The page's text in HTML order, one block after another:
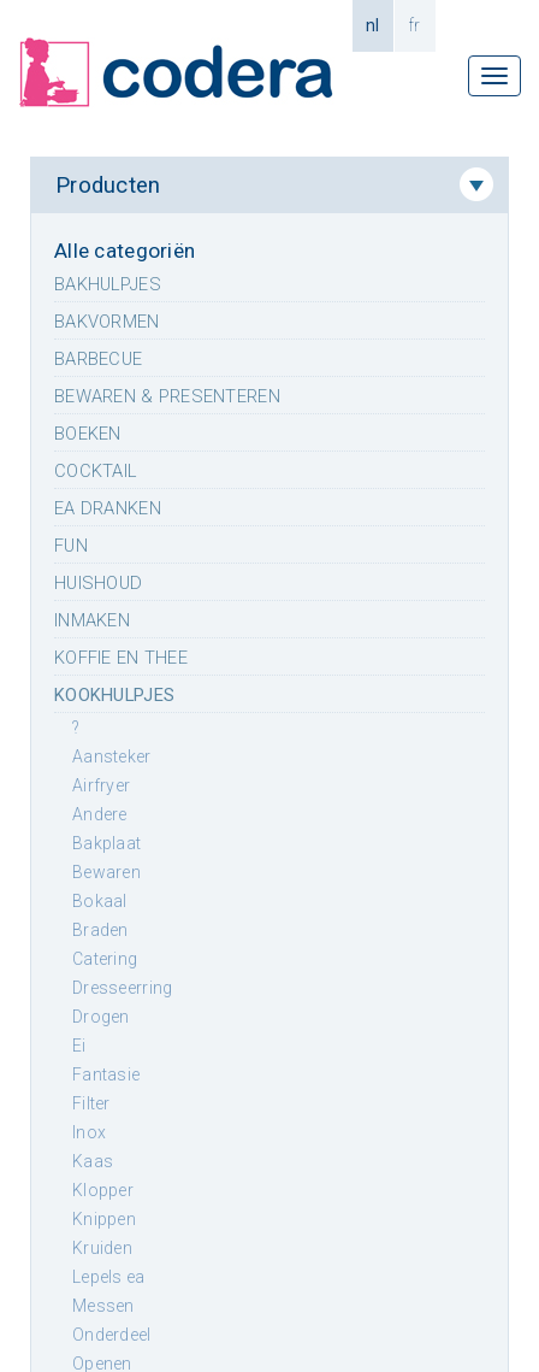
nl fr
Producten
Alle categoriën
BAKHULPJES
BAKVORMEN
BARBECUE
BEWAREN & PRESENTEREN
BOEKEN
COCKTAIL
EA DRANKEN
FUN
HUISHOUD
INMAKEN
KOFFIE EN THEE
KOOKHULPJES
?
aansteker
airfryer
andere
bakplaat
bewaren
bokaal
braden
catering
dresseerring
drogen
ei
fantasie
filter
inox
kaas
klopper
knippen
kruiden
lepels ea
messen
onderdeel
openen